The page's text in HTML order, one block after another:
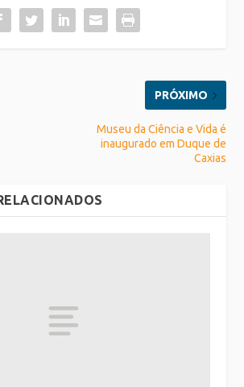
PRÓXIMO
Museu da Ciência e Vida é
inaugurado em Duque de
Caxias